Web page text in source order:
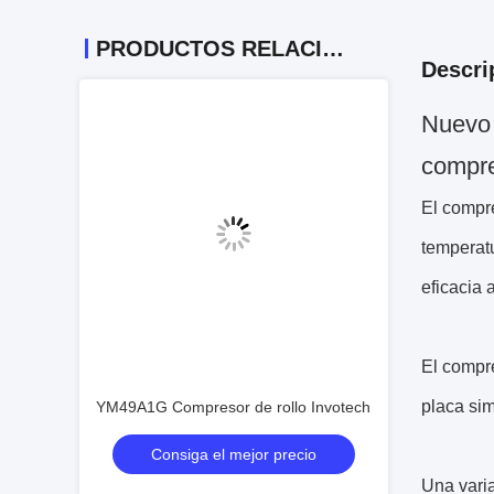
PRODUCTOS RELACIONADOS
YM49A1G Compresor de rollo Invotech
Consiga el mejor precio
El
eficacia
El
placa
Una